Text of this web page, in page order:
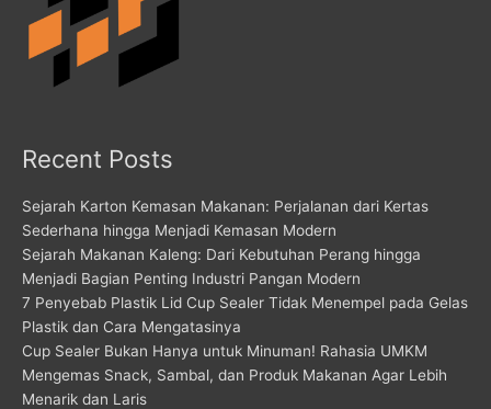
Recent Posts
Sejarah Karton Kemasan Makanan: Perjalanan dari Kertas
Sederhana hingga Menjadi Kemasan Modern
Sejarah Makanan Kaleng: Dari Kebutuhan Perang hingga
Menjadi Bagian Penting Industri Pangan Modern
7 Penyebab Plastik Lid Cup Sealer Tidak Menempel pada Gelas
Plastik dan Cara Mengatasinya
Cup Sealer Bukan Hanya untuk Minuman! Rahasia UMKM
Mengemas Snack, Sambal, dan Produk Makanan Agar Lebih
Menarik dan Laris